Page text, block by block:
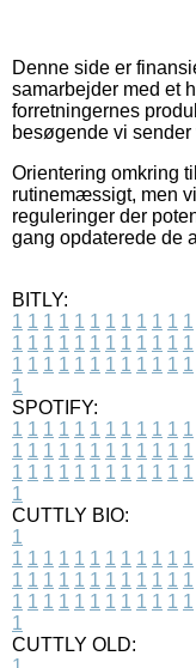
Denne side er
samarbejder med et
forretningernes
besøgende vi
Orientering omkring
rutinemæssigt, men
reguleringer der
gang opdaterede de
BITLY:
1 1 1 1 1 1 1 1 1 1 1 1
1 1 1 1 1 1 1 1 1 1 1 1
1 1 1 1 1 1 1 1 1 1 1 1
1
SPOTIFY:
1 1 1 1 1 1 1 1 1 1 1 1
1 1 1 1 1 1 1 1 1 1 1 1
1 1 1 1 1 1 1 1 1 1 1 1
1
CUTTLY BIO:
1
1 1 1 1 1 1 1 1 1 1 1 1
1 1 1 1 1 1 1 1 1 1 1 1
1 1 1 1 1 1 1 1 1 1 1 1
1
CUTTLY OLD: